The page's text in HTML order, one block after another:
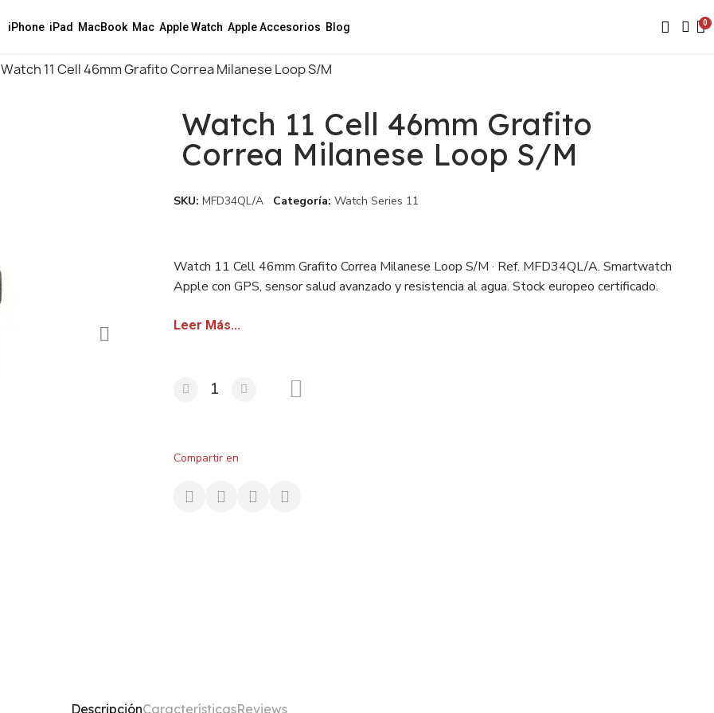
iPhone iPad MacBook Mac Apple Watch Apple Accesorios Blog
Watch 11 Cell 46mm Grafito Correa Milanese Loop S/M
Watch 11 Cell 46mm Grafito
Correa Milanese Loop S/M
SKU MFD34QL/A Categoría Watch Series 11
Watch 11 Cell 46mm Grafito Correa Milanese Loop S/M · Ref. MFD34QL/A. Smartwatch
Apple con GPS, sensor salud avanzado y resistencia al agua. Stock europeo certificado.
Leer Más...
Compartir en
DescripciónCaracterísticasReviews